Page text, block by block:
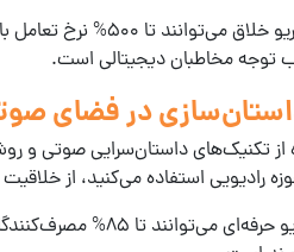
سنتی داشته باشند؟ این آمار نشان می‌دهد که
توجه مخاطبان دیجیتالی است.
در فضای
از تکنیک‌های داستان‌سرایی صوتی و
رادیویی استفاده می‌کنید، از
دید قرار دهند؟ این آمار نشان می‌دهد که